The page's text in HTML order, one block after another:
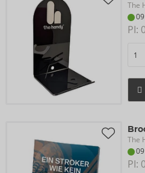
The
PI:
The
PI: